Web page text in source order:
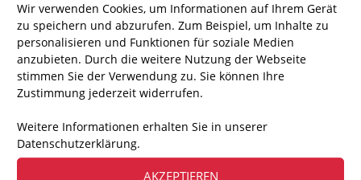
Wir verwenden Cookies, um Informationen auf Ihrem Gerät
zu speichern und abzurufen. Zum Beispiel, um Inhalte zu
personalisieren und Funktionen für soziale Medien
anzubieten. Durch die weitere Nutzung der Webseite
stimmen Sie der Verwendung zu. Sie können Ihre
Zustimmung jederzeit widerrufen.
Weitere Informationen erhalten Sie in unserer
Datenschutzerklärung.
AKZEPTIEREN